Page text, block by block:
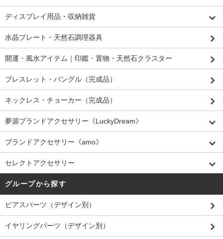
ディスプレイ用品・収納雑貨
水晶プレート・天然石調理器具
開運・風水アイテム｜印鑑・置物・天然石クラスター
ブレスレット・バングル（完成品）
ネックレス・チョーカー（完成品）
夢源ブランドアクセサリー《LuckyDream》
ブランドアクセサリー《amo》
セレクトアクセサリー
グループから探す
ピアスパーツ（デザイン別）
イヤリングパーツ（デザイン別）